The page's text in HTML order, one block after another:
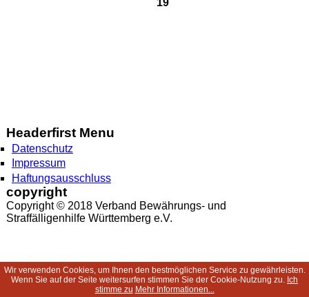
Headerfirst Menu
Datenschutz
Impressum
Haftungsausschluss
copyright
Copyright © 2018 Verband Bewährungs- und
Straffälligenhilfe Württemberg e.V.
Wir verwenden Cookies, um Ihnen den bestmöglichen Service zu gewährleisten.
Wenn Sie auf der Seite weitersurfen stimmen Sie der Cookie-Nutzung zu. Ich
stimme zu Mehr Informationen...